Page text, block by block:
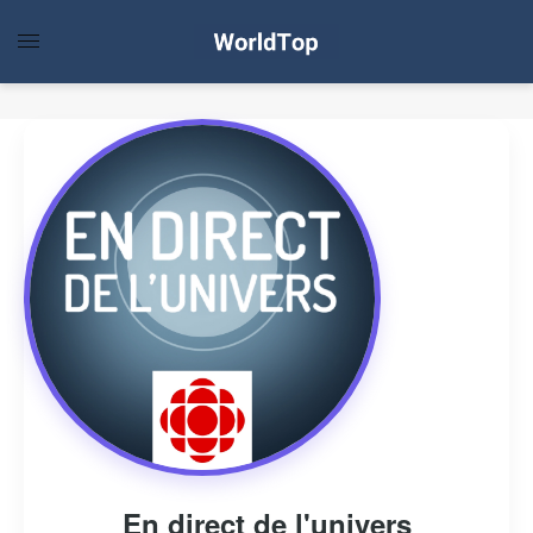
En direct de l'univers